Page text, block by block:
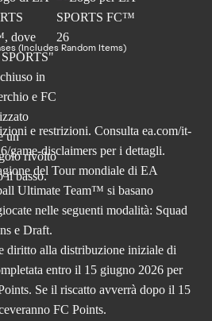
(Includes Random Items)
e restrizioni. Consulta ea.com/it-
/game-disclaimers per i dettagli.
del Tour mondiale di EA
Ultimate Team™ si basano
nelle seguenti modalità: Squad
e Draft.
diritto alla distribuzione iniziale di
entro il 15 giugno 2026 per
Se il riscatto avverrà dopo il 15
FC Points.